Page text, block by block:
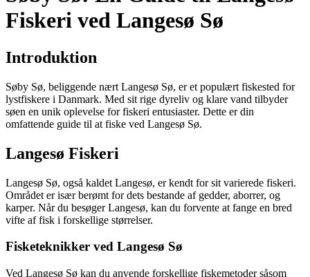
Fiskeri ved Langesø Sø
Introduktion
Søby Sø, beliggende nært Langesø Sø, er et populært fiskested for
lystfiskere i Danmark. Med sit rige dyreliv og klare vand tilbyder
søen en unik oplevelse for fiskeri entusiaster. Dette er din
omfattende guide til at fiske ved Langesø Sø.
Langesø Fiskeri
Langesø Sø, også kaldet Langesø, er kendt for sit varierede fiskeri.
Området er især berømt for dets bestande af gedder, aborrer, og
karper. Når du besøger Langesø, kan du forvente at fange en bred
vifte af fisk i forskellige størrelser.
Fisketeknikker ved Langesø Sø
Ved Langesø Sø kan du anvende forskellige fiskemetoder såsom